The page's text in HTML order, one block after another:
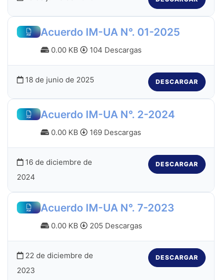
Acuerdo IM-UA N°. 01-2025
0.00 KB 104 Descargas
18 de junio de 2025 DESCARGAR
Acuerdo IM-UA N°. 2-2024
0.00 KB 169 Descargas
16 de diciembre de
2024
DESCARGAR
Acuerdo IM-UA N°. 7-2023
0.00 KB 205 Descargas
22 de diciembre de
2023
DESCARGAR